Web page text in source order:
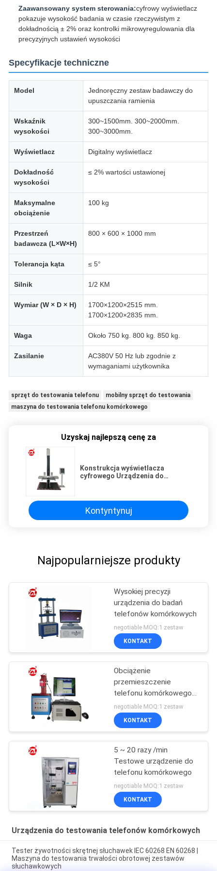
Zaawansowany system sterowania:cyfrowy wyświetlacz
pokazuje wysokość badania w czasie rzeczywistym z
dokładnością ± 2% oraz kontrolki mikrowyregulowania dla
precyzyjnych ustawień wysokości
Specyfikacje techniczne
Model
Jednoręczny zestaw badawczy do
upuszczania ramienia
Wskaźnik
wysokości
300~1500mm. 300~2000mm.
300~3000mm.
Wyświetlacz Digitalny wyświetlacz
Dokładność
wysokości
≤ 2% wartości ustawionej
Maksymalne
obciążenie
100 kg
Przestrzeń
badawcza (L×W×H)
800 × 600 × 1000 mm
Tolerancja kąta ≤ 5°
Silnik 1/2 KM
Wymiar (W × D × H)
1700×1200×2515 mm.
1700×1200×2835 mm.
Waga Około 750 kg. 800 kg. 850 kg.
Zasilanie
AC380V 50 Hz lub zgodnie z
wymaganiami użytkownika
sprzęt do testowania telefonu
mobilny sprzęt do testowania
maszyna do testowania telefonu komórkowego
Uzyskaj najlepszą cenę za
Konstrukcja wyświetlacza
cyfrowego Urządzenia do
testowania pojedynczego
ramienia
Kontyntynuj
Najpopularniejsze produkty
Wysokiej precyzji
urządzenia do badań
telefonów komórkowych
negotiable MOQ:1 zestaw
KONTAKT
Obciążenie
przemieszczenie
telefonu komórkowego
Sprzęt testowy dla
klucza Stoke Button
negotiable MOQ:1 zestaw
KONTAKT
5 ~ 20 razy /min
Testowe urządzenie do
telefonu komórkowego
negotiable MOQ:1 zestaw
KONTAKT
Urządzenia do testowania telefonów komórkowych
Tester żywotności skrętnej słuchawek IEC 60268 EN 60268 |
Maszyna do testowania trwałości obrotowej zestawów
słuchawkowych